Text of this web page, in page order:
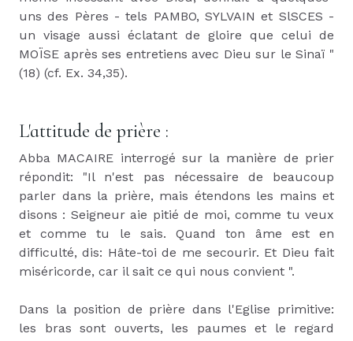
uns des Pères - tels PAMBO, SYLVAIN et SlSCES -
un visage aussi éclatant de gloire que celui de
MOÏSE après ses entretiens avec Dieu sur le Sinaï "
(18) (cf. Ex. 34,35).
L'attitude de prière :
Abba MACAIRE interrogé sur la manière de prier
répondit: "Il n'est pas nécessaire de beaucoup
parler dans la prière, mais étendons les mains et
disons : Seigneur aie pitié de moi, comme tu veux
et comme tu le sais. Quand ton âme est en
difficulté, dis: Hâte-toi de me secourir. Et Dieu fait
miséricorde, car il sait ce qui nous convient ".
Dans la position de prière dans l'Eglise primitive:
les bras sont ouverts, les paumes et le regard